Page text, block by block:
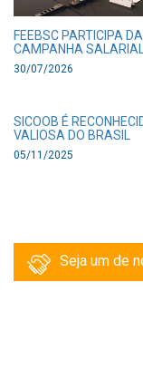
FEEBSC PARTICIPA
CAMPANHA
30/07/2026
SICOOB É
VALIOSA DO BRASIL
05/11/2025
Seja um de